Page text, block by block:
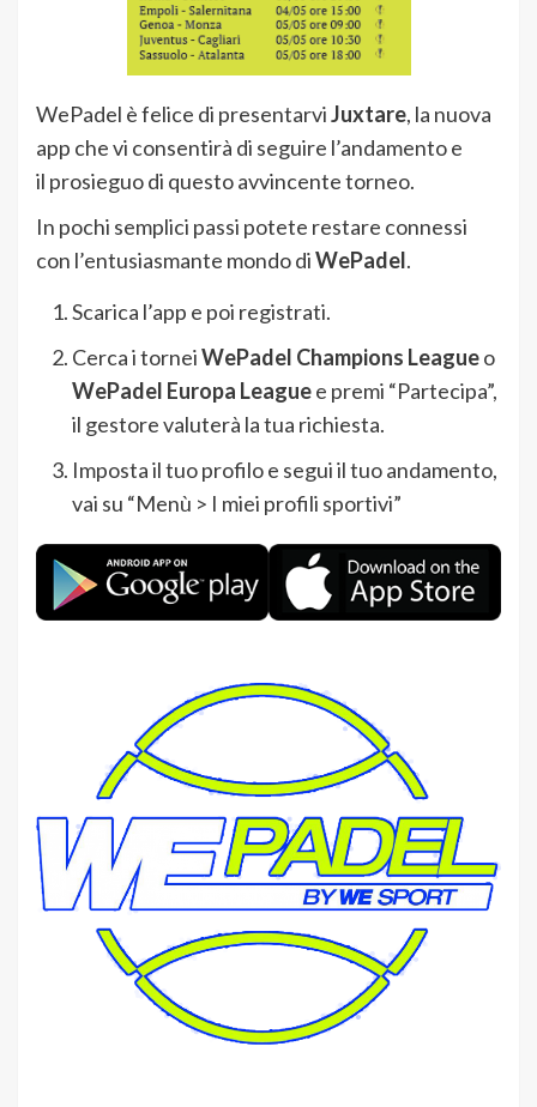
WePadel è felice di presentarviJuxtare, la nuova
app che vi consentirà di seguire l’andamento e
il prosieguo di questo avvincente torneo.
In pochi semplici passi potete restare connessi
con l’entusiasmante mondo diWePadel.
Scarica l’app e poi registrati.
Cerca i torneiWePadel Champions Leagueo
WePadel Europa Leaguee premi “Partecipa”,
il gestore valuterà la tua richiesta.
Imposta il tuo profilo e segui il tuo andamento,
vai su “Menù > I miei profili sportivi”